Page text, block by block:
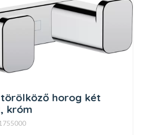
horog két
króm